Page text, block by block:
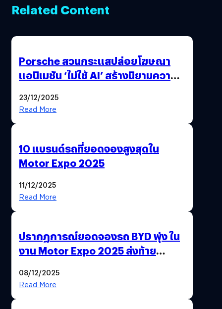
Related Content
Porsche สวนกระแสปล่อยโฆษณา
แอนิเมชัน ‘ไม่ใช้ AI’ สร้างนิยามความ
23/12/2025
Read More
10 แบรนด์รถที่ยอดจองสูงสุดใน
Motor Expo 2025
11/12/2025
Read More
ปรากฏการณ์ยอดจองรถ BYD พุ่ง ใน
งาน Motor Expo 2025 ส่งท้าย
08/12/2025
Read More